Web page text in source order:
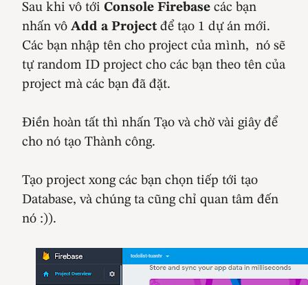
Sau khi vô tới Console Firebase các bạn
nhấn vô Add a Projectđể tạo 1 dự án mới.
Các bạn nhập tên cho project của mình, nó sẽ
tự random ID project cho các bạn theo tên của
project mà các bạn đã đặt.
Điền hoàn tất thì nhấn Tạo và chờ vài giây để
cho nó tạo Thành công.
Tạo project xong các bạn chọn tiếp tới tạo
Database, và chúng ta cũng chỉ quan tâm đến
nó :)).